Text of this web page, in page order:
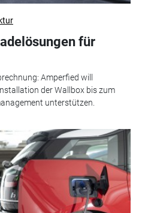
für
Amperfied will
der Wallbox bis zum
unterstützen.